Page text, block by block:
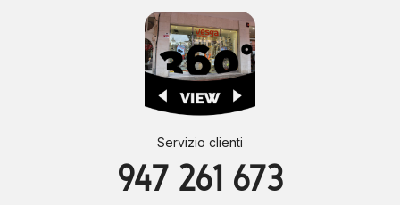
Servizio clienti
947 261 673